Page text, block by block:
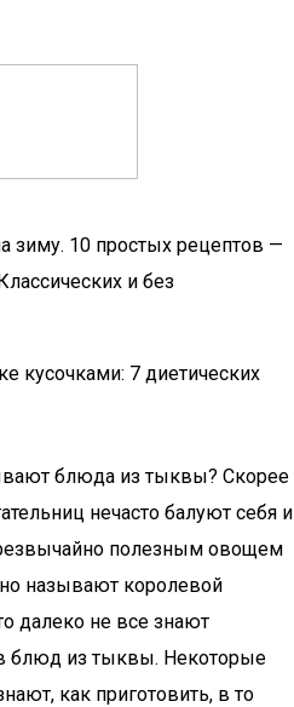
зиму. 10 простых рецептов —
и без
кусочками: 7 диетических
блюда из тыквы? Скорее
нечасто балуют себя и
полезным овощем
называют королевой
далеко не все знают
блюд из тыквы. Некоторые
как приготовить, в то